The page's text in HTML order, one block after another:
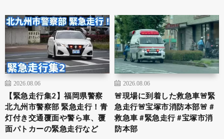
2026.08.06
【緊急走行集2】福岡県警察
北九州市警察部 緊急走行！青
灯付き交通覆面や警ら車、覆
面パトカーの緊急走行など
2026.08.06
🚨現場に到着した救急車🚨緊
急走行🚨宝塚市消防本部🚨 #
救急車 #緊急走行 #宝塚市消
防本部